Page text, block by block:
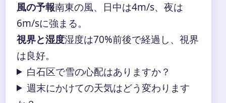
風の予報南東の風、日中は4m/s、夜は
6m/sに強まる。
視界と湿度湿度は70%前後で経過し、視界
は良好。
白石区で雪の心配はありますか？
週末にかけての天気はどう変わります